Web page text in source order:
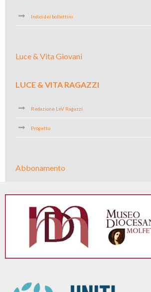
Indici dei bollettini
Luce & Vita Giovani
LUCE & VITA RAGAZZI
Redazione LeV Ragazzi
Progetto
Abbonamento